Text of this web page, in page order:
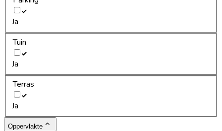
Ja
Tuin
Ja
Terras
Ja
Oppervlakte